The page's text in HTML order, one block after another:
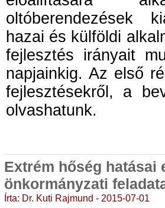
oltóberendezések
hazai és külföldi
fejlesztés irányait
napjainkig. Az első
fejlesztésekről, a
olvashatunk.
Extrém hőség hatásai
önkormányzati
Írta: Dr. Kuti Rajmund - 2015-07-01